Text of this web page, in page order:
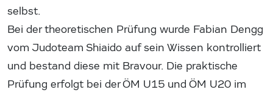
selbst.
Bei der theoretischen Prüfung wurde Fabian Dengg
vom Judoteam Shiaido auf sein Wissen kontrolliert
und bestand diese mit Bravour. Die praktische
Prüfung erfolgt bei der ÖM U15 und ÖM U20 im